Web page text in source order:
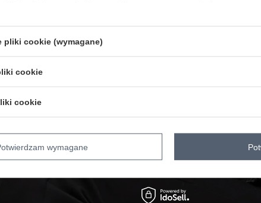
pliki cookie (wymagane)
cookie
cookie
wymagane